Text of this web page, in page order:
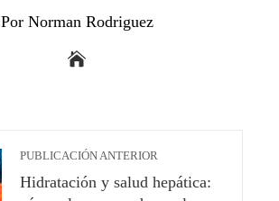
Por Norman Rodriguez
PUBLICACIÓN ANTERIOR
Hidratación y salud hepática: